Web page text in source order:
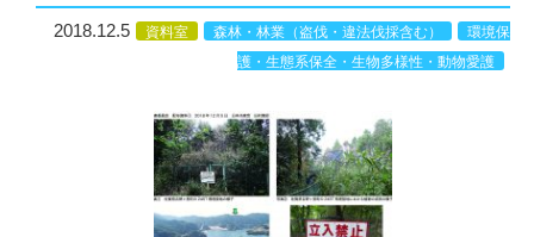
2018.12.5 資料室 森林・林業（盗伐・違法伐採含む）
環境保
護・生態系保全・生物多様性・動物愛護